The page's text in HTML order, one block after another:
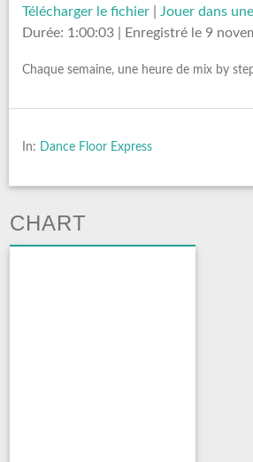
Télécharger le fichier Jouer dans
Durée: 1:00:03
Enregistré le 9
Chaque semaine, une heure de mix by
In: Dance Floor Express
CHART